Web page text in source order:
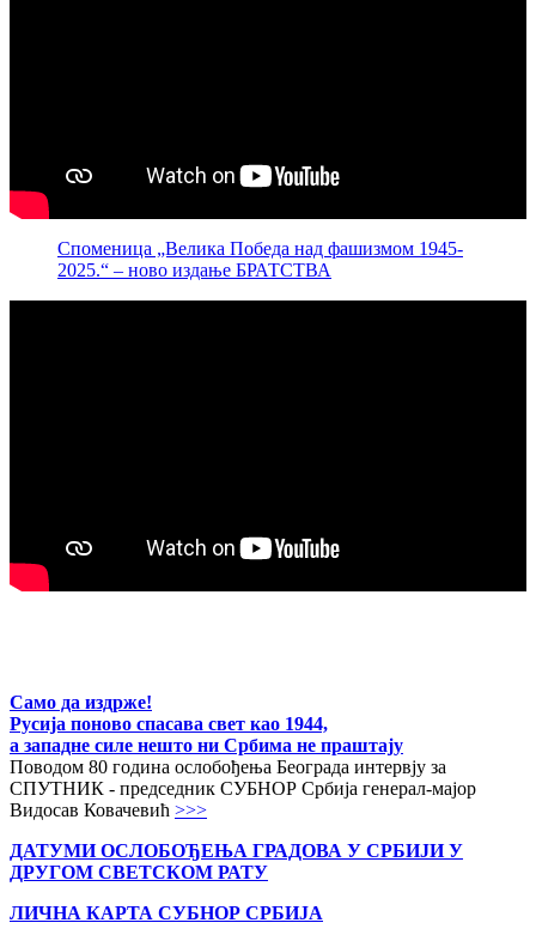
Споменица „Велика Победа над фашизмом 1945-
2025.“ – ново издање БРАТСТВА
Само да издрже!
Русија поново спасава свет као 1944,
а западне силе нешто ни Србима не праштају
Поводом 80 година ослобођења Београда интервју за
СПУТНИК - председник СУБНОР Србија генерал-мајор
Видосав Ковачевић >>>
ДАТУМИ ОСЛОБОЂЕЊА ГРАДОВА У СРБИЈИ У
ДРУГОМ СВЕТСКОМ РАТУ
ЛИЧНА КАРТА СУБНОР СРБИЈА